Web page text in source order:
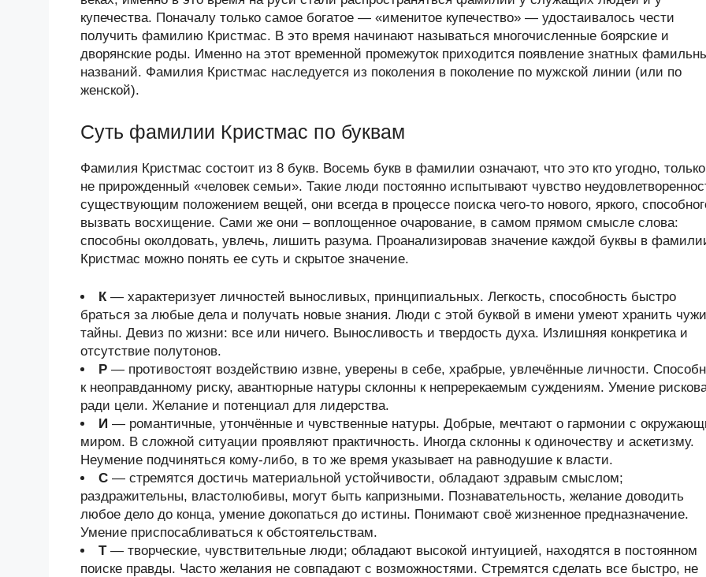
купечества. Поначалу только самое богатое — «именитое купечество» — удостаивалось чести
получить фамилию Кристмас. В это время начинают называться многочисленные боярские и
дворянские роды. Именно на этот временной промежуток приходится появление знатных
названий. Фамилия Кристмас наследуется из поколения в поколение по мужской линии (или по
женской).
Суть фамилии Кристмас по буквам
Фамилия Кристмас состоит из 8 букв. Восемь букв в фамилии означают, что это кто угодно, только
не прирожденный «человек семьи». Такие люди постоянно испытывают чувство
существующим положением вещей, они всегда в процессе поиска чего-то нового, яркого,
вызвать восхищение. Сами же они – воплощенное очарование, в самом прямом смысле слова:
способны околдовать, увлечь, лишить разума. Проанализировав значение каждой буквы в
Кристмас можно понять ее суть и скрытое значение.
К— характеризует личностей выносливых, принципиальных. Легкость, способность быстро
браться за любые дела и получать новые знания. Люди с этой буквой в имени умеют хранить
тайны. Девиз по жизни: все или ничего. Выносливость и твердость духа. Излишняя конкретика и
отсутствие полутонов.
Р — противостоят воздействию извне, уверены в себе, храбрые, увлечённые личности.
к неоправданному риску, авантюрные натуры склонны к непререкаемым суждениям. Умение
ради цели. Желание и потенциал для лидерства.
И — романтичные, утончённые и чувственные натуры. Добрые, мечтают о гармонии с
миром. В сложной ситуации проявляют практичность. Иногда склонны к одиночеству и аскетизму.
Неумение подчиняться кому-либо, в то же время указывает на равнодушие к власти.
С — стремятся достичь материальной устойчивости, обладают здравым смыслом;
раздражительны, властолюбивы, могут быть капризными. Познавательность, желание доводить
любое дело до конца, умение докопаться до истины. Понимают своё жизненное предназначение.
Умение приспосабливаться к обстоятельствам.
Т— творческие, чувствительные люди; обладают высокой интуицией, находятся в постоянном
поиске правды. Часто желания не совпадают с возможностями. Стремятся сделать все быстро, не